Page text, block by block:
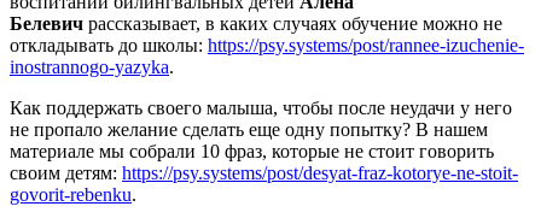
Белевич рассказывает, в каких случаях обучение можно не
откладывать до школы: https://psy.systems/post/rannee-izuchenie-
inostrannogo-yazyka.
Как поддержать своего малыша, чтобы после неудачи у него
не пропало желание сделать еще одну попытку? В нашем
материале мы собрали 10 фраз, которые не стоит говорить
своим детям: https://psy.systems/post/desyat-fraz-kotorye-ne-stoit-
govorit-rebenku.